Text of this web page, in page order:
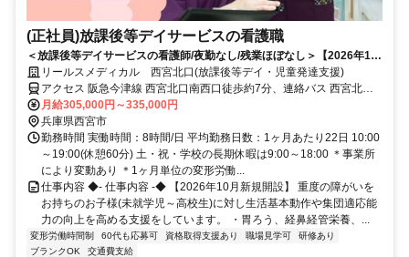
(正社員)放課後等デイサービスの看護職
＜放課後等デイサービスの看護師/夜勤なし/残業ほぼなし＞【2026年10
月新規開設】働きやすい環境で長く働ける◎
リールスメディカル 西宮北口(放課後等デイ・児童発達支援)
アクセス 阪急今津線 西宮北口南西口徒歩約7分、連絡バス 西宮北口
南西口徒歩約7分、阪急神戸本線 西宮北口南西口徒歩約7分
月給305,000円～335,000円
兵庫県西宮市
勤務時間 実働時間：8時間/日 平均勤務日数：1ヶ月あたり22日 10:00
～19:00(休憩60分) 土・祝・学校の長期休暇は9:00～18:00 ＊事業所
により変動あり ＊1ヶ月単位の変形労働...
仕事内容 ◆- 仕事内容 -◆ 【2026年10月新規開設】 重度の障がいを
お持ちのお子様(未就学児～高校生)に対し生活基本動作や集団適応能
力の向上を高める支援をしています。 ・胃ろう、経鼻経管栄養、...
変形労働時間制 60代も応募可 資格取得支援あり 職場見学可
研修あり
ブランクOK
交通費支給